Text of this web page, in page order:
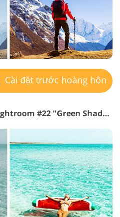
Cài đặt trước hoàng hôn
Preset hoàng hôn cho Lightroom #22 "Green Shadows"